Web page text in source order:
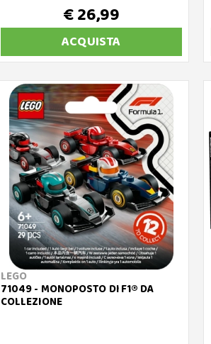
€ 26,99
ACQUISTA
LEGO
71049 - MONOPOSTO DI F1® DA
COLLEZIONE